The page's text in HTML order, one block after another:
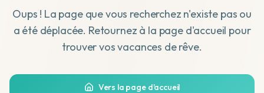
Oups ! La page que vous recherchez n'existe pas ou
a été déplacée. Retournez à la page d'accueil pour
trouver vos vacances de rêve.
Vers la page d'accueil